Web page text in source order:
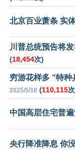
北京百业萧条 实
川普总统预告将
(18,454次)
穷游花样多 “特种
2025/5/10 (110,115
中国高层住宅普遍
央行降准降息 你